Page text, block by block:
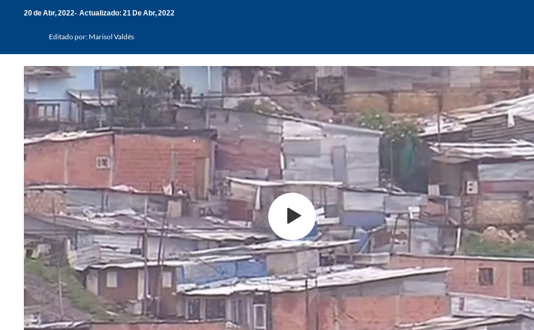
20 de Abr, 2022 Actualizado: 21 De Abr, 2022
Editado por: Marisol Valdés